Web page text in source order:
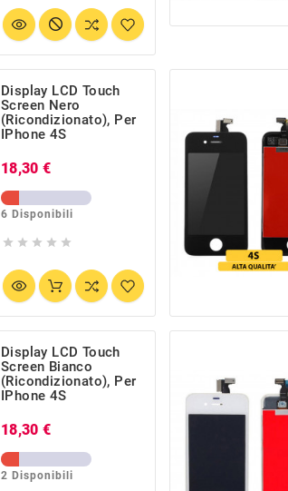
Display LCD Touch
Screen Nero
(Ricondizionato), Per
IPhone 4S
18,30 €
6 Disponibili
    
Display LCD Touch
Screen Bianco
(Ricondizionato), Per
IPhone 4S
18,30 €
2 Disponibili